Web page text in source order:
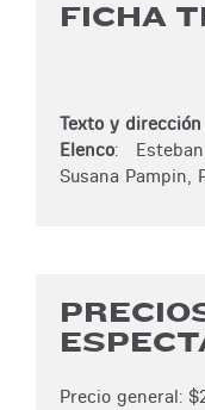
FICHA
Texto y
Elenco:
Susana Pampin,
Precio general: